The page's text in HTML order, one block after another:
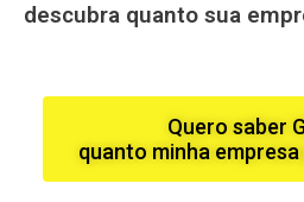
descubra quanto sua
Quero saber
quanto minha